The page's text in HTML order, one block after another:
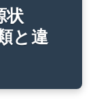
状
と違